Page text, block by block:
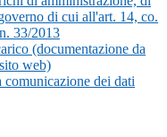
di cui all'art. 14, co.
33/2013
(documentazione da
web)
comunicazione dei dati